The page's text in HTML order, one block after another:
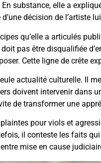
En substance, elle a
décision de l’artiste
qu’elle a articulés
pas être disqualifiée
Cette ligne de crête
actualité culturelle. Il
doivent intervenir dans
de transformer une
pour viols et
il conteste les faits
mise en cause